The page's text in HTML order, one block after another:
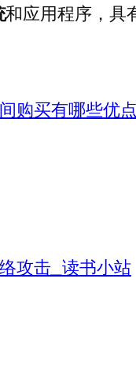
和应用程序，具
购买有哪些优点
攻击_读书小站